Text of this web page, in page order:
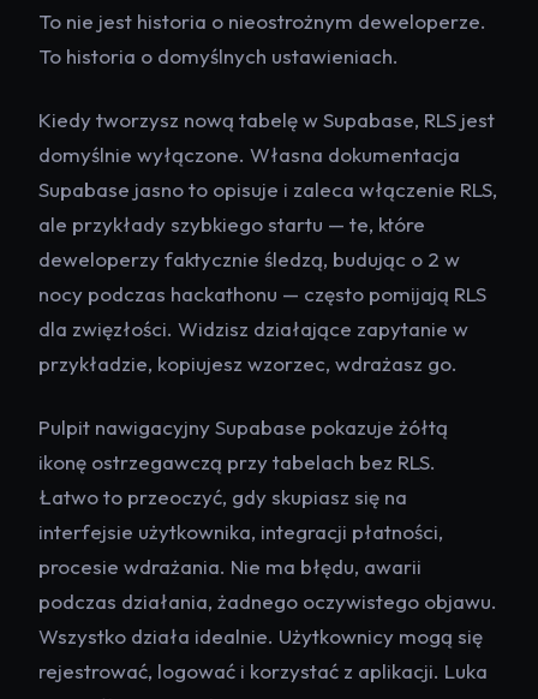
To nie jest historia o nieostrożnym deweloperze.
To historia o domyślnych ustawieniach.
Kiedy tworzysz nową tabelę w Supabase, RLS jest
domyślnie wyłączone. Własna dokumentacja
Supabase jasno to opisuje i zaleca włączenie RLS,
ale przykłady szybkiego startu — te, które
deweloperzy faktycznie śledzą, budując o 2 w
nocy podczas hackathonu — często pomijają RLS
dla zwięzłości. Widzisz działające zapytanie w
przykładzie, kopiujesz wzorzec, wdrażasz go.
Pulpit nawigacyjny Supabase pokazuje żółtą
ikonę ostrzegawczą przy tabelach bez RLS.
Łatwo to przeoczyć, gdy skupiasz się na
interfejsie użytkownika, integracji płatności,
procesie wdrażania. Nie ma błędu, awarii
podczas działania, żadnego oczywistego objawu.
Wszystko działa idealnie. Użytkownicy mogą się
rejestrować, logować i korzystać z aplikacji. Luka